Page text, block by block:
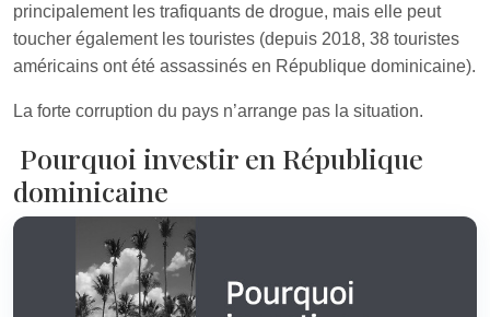
principalement les trafiquants de drogue, mais elle peut
toucher également les touristes (depuis 2018, 38 touristes
américains ont été assassinés en République dominicaine).
La forte corruption du pays n’arrange pas la situation.
Pourquoi investir en République
dominicaine